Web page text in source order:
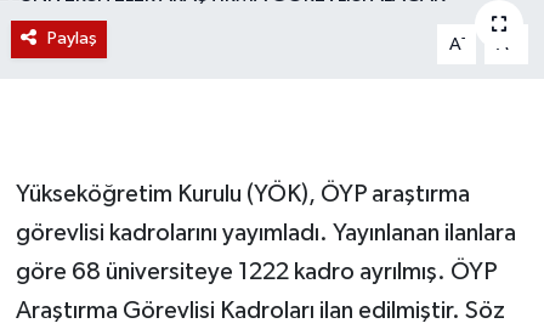
Paylaş A- A
Yükseköğretim Kurulu (YÖK), ÖYP araştırma
görevlisi kadrolarını yayımladı. Yayınlanan ilanlara
göre 68 üniversiteye 1222 kadro ayrılmış. ÖYP
Araştırma Görevlisi Kadroları ilan edilmiştir. Söz